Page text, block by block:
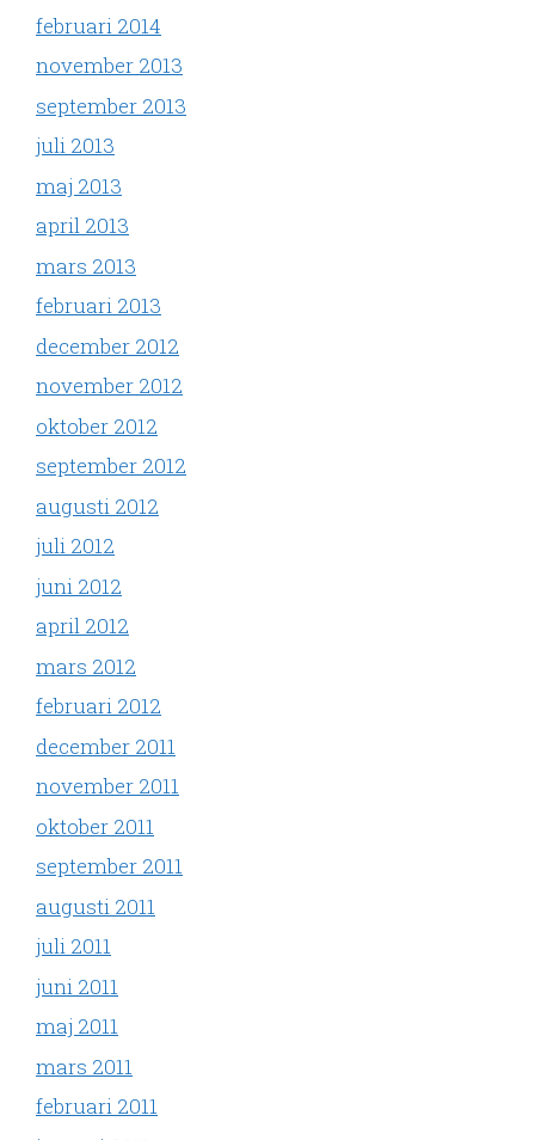
februari 2014
november 2013
september 2013
juli 2013
maj 2013
april 2013
mars 2013
februari 2013
december 2012
november 2012
oktober 2012
september 2012
augusti 2012
juli 2012
juni 2012
april 2012
mars 2012
februari 2012
december 2011
november 2011
oktober 2011
september 2011
augusti 2011
juli 2011
juni 2011
maj 2011
mars 2011
februari 2011